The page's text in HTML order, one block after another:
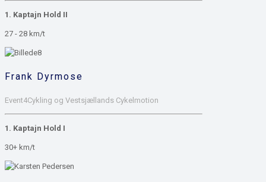
1. Kaptajn Hold II
27 - 28 km/t
Frank Dyrmose
Event4Cykling og Vestsjællands Cykelmotion
1. Kaptajn Hold I
30+ km/t